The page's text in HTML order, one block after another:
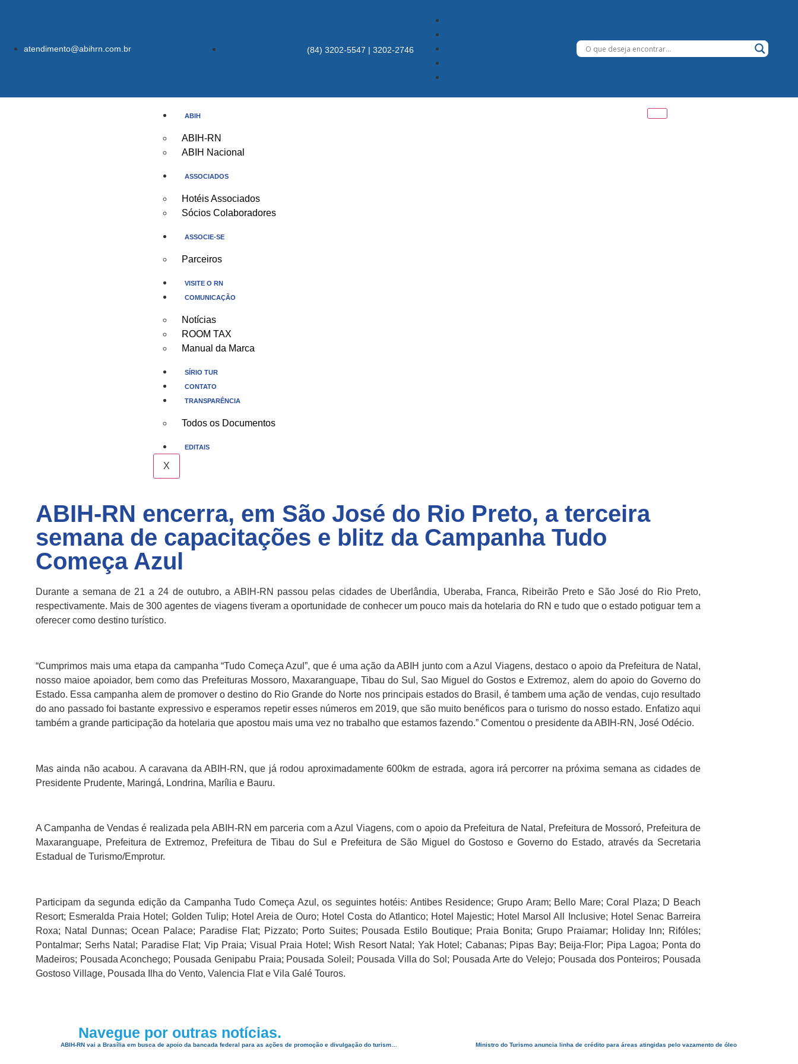
atendimento@abihrn.com.br (84) 3202-5547 | 3202-2746
ABIH
ABIH-RN
ABIH Nacional
ASSOCIADOS
Hotéis Associados
Sócios Colaboradores
ASSOCIE-SE
Parceiros
VISITE O RN
COMUNICAÇÃO
Notícias
ROOM TAX
Manual da Marca
SÍRIO TUR
CONTATO
TRANSPARÊNCIA
Todos os Documentos
EDITAIS
X
ABIH-RN encerra, em São José do Rio Preto, a terceira
semana de capacitações e blitz da Campanha Tudo
Começa Azul
Durante a semana de 21 a 24 de outubro, a ABIH-RN passou pelas cidades de Uberlândia, Uberaba, Franca, Ribeirão Preto e São José do Rio Preto,
respectivamente. Mais de 300 agentes de viagens tiveram a oportunidade de conhecer um pouco mais da hotelaria do RN e tudo que o estado potiguar tem a
oferecer como destino turístico.
“Cumprimos mais uma etapa da campanha “Tudo Começa Azul”, que é uma ação da ABIH junto com a Azul Viagens, destaco o apoio da Prefeitura de Natal,
nosso maioe apoiador, bem como das Prefeituras Mossoro, Maxaranguape, Tibau do Sul, Sao Miguel do Gostos e Extremoz, alem do apoio do Governo do
Estado. Essa campanha alem de promover o destino do Rio Grande do Norte nos principais estados do Brasil, é tambem uma ação de vendas, cujo resultado
do ano passado foi bastante expressivo e esperamos repetir esses números em 2019, que são muito benéficos para o turismo do nosso estado. Enfatizo aqui
também a grande participação da hotelaria que apostou mais uma vez no trabalho que estamos fazendo.” Comentou o presidente da ABIH-RN, José Odécio.
Mas ainda não acabou. A caravana da ABIH-RN, que já rodou aproximadamente 600km de estrada, agora irá percorrer na próxima semana as cidades de
Presidente Prudente, Maringá, Londrina, Marília e Bauru.
A Campanha de Vendas é realizada pela ABIH-RN em parceria com a Azul Viagens, com o apoio da Prefeitura de Natal, Prefeitura de Mossoró, Prefeitura de
Maxaranguape, Prefeitura de Extremoz, Prefeitura de Tibau do Sul e Prefeitura de São Miguel do Gostoso e Governo do Estado, através da Secretaria
Estadual de Turismo/Emprotur.
Participam da segunda edição da Campanha Tudo Começa Azul, os seguintes hotéis: Antibes Residence; Grupo Aram; Bello Mare; Coral Plaza; D Beach
Resort; Esmeralda Praia Hotel; Golden Tulip; Hotel Areia de Ouro; Hotel Costa do Atlantico; Hotel Majestic; Hotel Marsol All Inclusive; Hotel Senac Barreira
Roxa; Natal Dunnas; Ocean Palace; Paradise Flat; Pizzato; Porto Suites; Pousada Estilo Boutique; Praia Bonita; Grupo Praiamar; Holiday Inn; Rifóles;
Pontalmar; Serhs Natal; Paradise Flat; Vip Praia; Visual Praia Hotel; Wish Resort Natal; Yak Hotel; Cabanas; Pipas Bay; Beija-Flor; Pipa Lagoa; Ponta do
Madeiros; Pousada Aconchego; Pousada Genipabu Praia; Pousada Soleil; Pousada Villa do Sol; Pousada Arte do Velejo; Pousada dos Ponteiros; Pousada
Gostoso Village, Pousada Ilha do Vento, Valencia Flat e Vila Galé Touros.
Navegue por outras notícias.
Ministro do Turismo anuncia linha de crédito para áreas atingidas pelo vazamento de óleo